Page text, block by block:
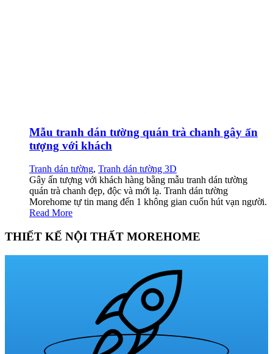
Mẫu tranh dán tường quán trà chanh gây ấn
tượng với khách
Tranh dán tường, Tranh dán tường 3D
Gây ấn tượng với khách hàng bằng mẫu tranh dán tường
quán trà chanh đẹp, độc và mới lạ. Tranh dán tường
Morehome tự tin mang đến 1 không gian cuốn hút vạn người.
Read More
THIẾT KẾ NỘI THẤT MOREHOME